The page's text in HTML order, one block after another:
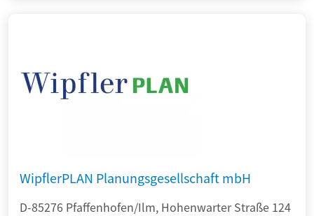
WipflerPLAN Planungsgesellschaft mbH
D-85276 Pfaffenhofen/Ilm, Hohenwarter Straße 124